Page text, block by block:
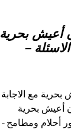
أعيش بحرية
–
مع الاجابة
أعيش بحرية
محور أحلام ومطامح -